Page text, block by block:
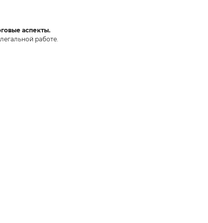
аспекты.
работе.